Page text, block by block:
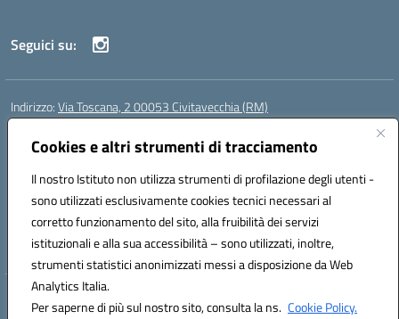
Cookies e altri strumenti di tracciamento
Il nostro Istituto non utilizza strumenti di profilazione degli utenti -
sono utilizzati esclusivamente cookies tecnici necessari al
corretto funzionamento del sito, alla fruibilità dei servizi
istituzionali e alla sua accessibilità – sono utilizzati, inoltre,
strumenti statistici anonimizzati messi a disposizione da Web
Analytics Italia.
Per saperne di più sul nostro sito, consulta la ns. Cookie Policy.
Seguici su:
Indirizzo:Via Toscana, 2 00053 Civitavecchia (RM)
Centralino:
Posta elettronica certificata (PEC):rmic8b900g@pec.istruzione.it
Codice fiscale: 91038380589
Codice meccanografico:RMIC8B900G
Codice Indice delle Pubbliche Amministrazioni (IPA): istsc_rmic8b900g
Codice unico di fatturazione (CUF): UFP4NO
Hosting & Powered by 3D Solution S.r.l.